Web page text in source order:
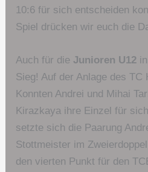
10:6 für sich entscheiden
Spiel drücken wir euch die
Auch für die Junioren U12
Sieg! Auf der Anlage des TC
Konnten Andrei und Mihai
Kirazkaya ihre Einzel für
setzte sich die Paarung
Stottmeister im
den vierten Punkt für den